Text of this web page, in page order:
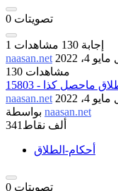
0 تصويتات
1 إجابة 130 مشاهدات
naasan.net
مايو 4، 2022
130 مشاهدات
بالطلاق ماحصل كذا
naasan.net
مايو 4، 2022
naasan.net
341ألف نقاط
أحكام-الطلاق
0 تصويتات